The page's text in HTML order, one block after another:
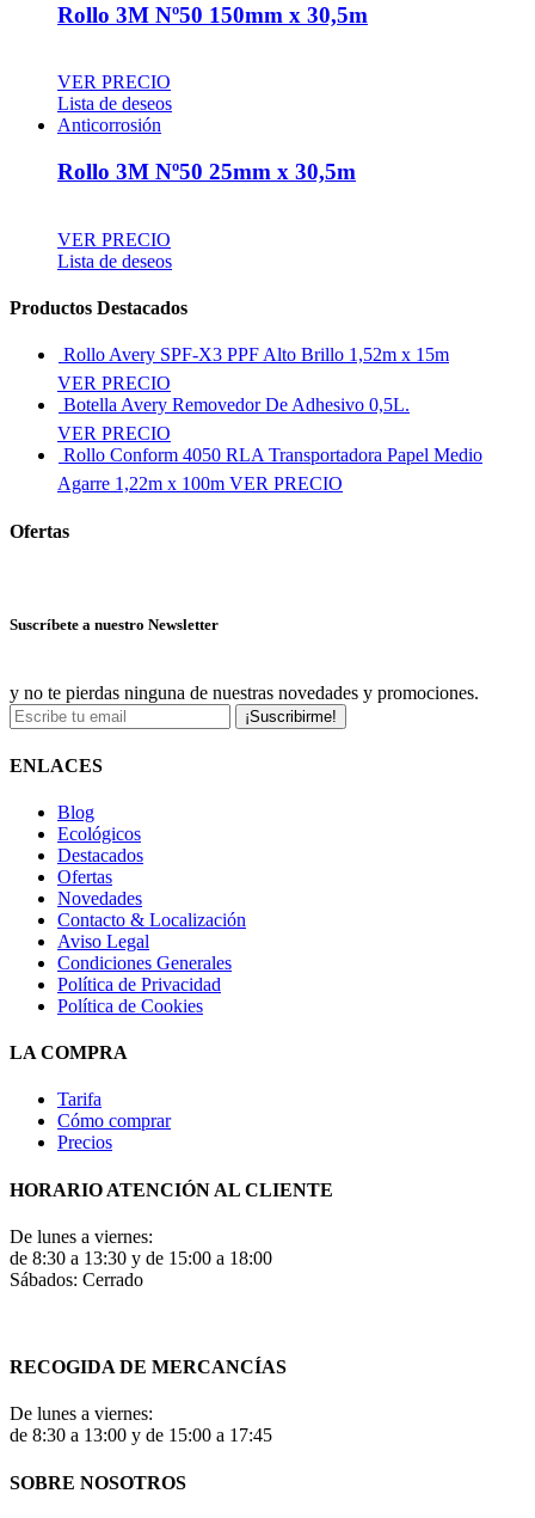
Rollo 3M Nº50 150mm x 30,5m
VER PRECIO
Lista de deseos
Anticorrosión
Rollo 3M Nº50 25mm x 30,5m
VER PRECIO
Lista de deseos
Productos Destacados
Rollo Avery SPF-X3 PPF Alto Brillo 1,52m x 15m
VER PRECIO
Botella Avery Removedor De Adhesivo 0,5L.
VER PRECIO
Rollo Conform 4050 RLA Transportadora Papel Medio
Agarre 1,22m x 100m VER PRECIO
Ofertas
Suscríbete a nuestro Newsletter
y no te pierdas ninguna de nuestras novedades y promociones.
¡Suscribirme!
ENLACES
Blog
Ecológicos
Destacados
Ofertas
Novedades
Contacto & Localización
Aviso Legal
Condiciones Generales
Política de Privacidad
Política de Cookies
LA COMPRA
Tarifa
Cómo comprar
Precios
HORARIO ATENCIÓN AL CLIENTE
De lunes a viernes:
de 8:30 a 13:30 y de 15:00 a 18:00
Sábados: Cerrado
RECOGIDA DE MERCANCÍAS
De lunes a viernes:
de 8:30 a 13:00 y de 15:00 a 17:45
SOBRE NOSOTROS